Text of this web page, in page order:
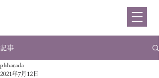
記事
phharada
2021年7月12日